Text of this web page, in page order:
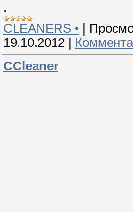
.
CLEANERS •
19.10.2012
CCleaner